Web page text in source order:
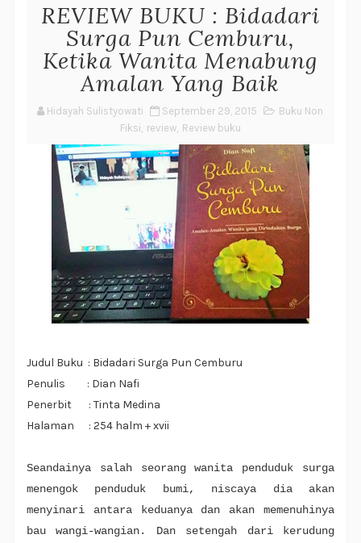
REVIEW BUKU : Bidadari
Surga Pun Cemburu,
Ketika Wanita Menabung
Amalan Yang Baik
Hidayah Sulistyowati September 29, 2015
Buku Non
Fiksi, review, Review buku
Judul Buku : Bidadari Surga Pun Cemburu
Penulis : Dian Nafi
Penerbit : Tinta Medina
Halaman : 254 halm + xvii
Seandainya salah seorang wanita penduduk surga
menengok penduduk bumi, niscaya dia akan
menyinari antara keduanya dan akan memenuhinya
bau wangi-wangian. Dan setengah dari kerudung